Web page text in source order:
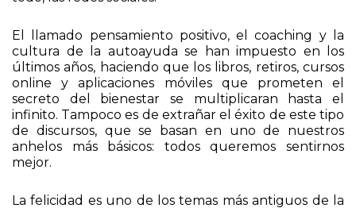
alimentada por los medios, la publicidad y, sobre
El llamado pensamiento positivo, el coaching y la
cultura de la autoayuda se han impuesto en los
últimos años, haciendo que los libros, retiros, cursos
online y aplicaciones móviles que prometen el
secreto del bienestar se multiplicaran hasta el
infinito. Tampoco es de extrañar el éxito de este tipo
de discursos, que se basan en uno de nuestros
anhelos más básicos: todos queremos sentirnos